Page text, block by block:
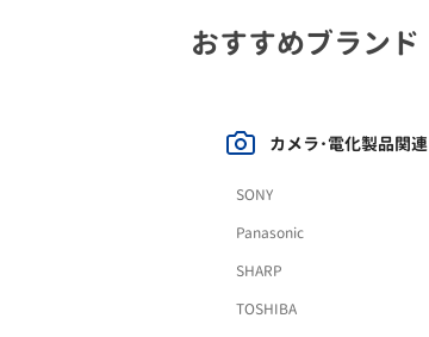
おすすめブランド
カメラ･電化製品関連
SONY
Panasonic
SHARP
TOSHIBA